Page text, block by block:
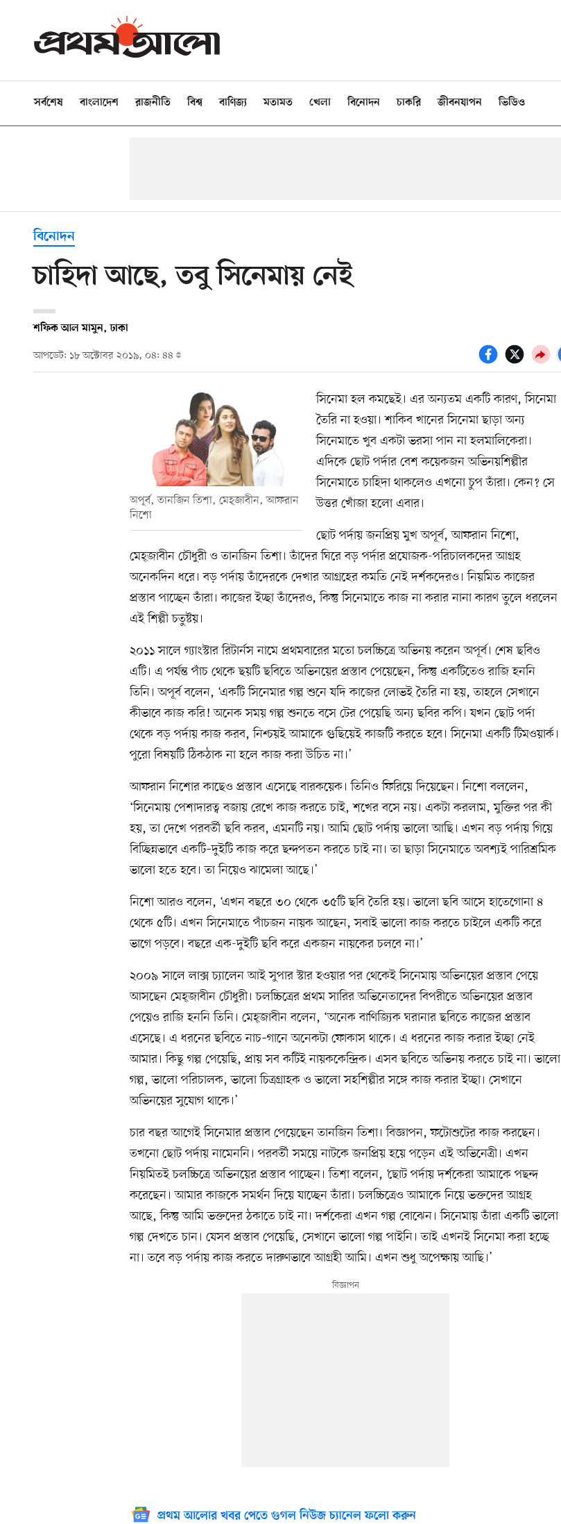
সর্বশেষ বাংলাদেশ রাজনীতি বিশ্ব বাণিজ্য মতামত খেলা বিনোদন চাকরি জীবনযাপন ভিডিও
বিনোদন
চাহিদা আছে, তবু সিনেমায় নেই
শফিক আল মামুন, ঢাকা
আপডেট: ১৮ অক্টোবর ২০১৯, ০৪: ৪৪
অপূর্ব, তানজিন তিশা, মেহ্‌জাবীন, আফরান
নিশো
সিনেমা হল কমছেই। এর অন্যতম একটি কারণ, সিনেমা
তৈরি না হওয়া। শাকিব খানের সিনেমা ছাড়া অন্য
সিনেমাতে খুব একটা ভরসা পান না হলমালিকেরা।
এদিকে ছোট পর্দার বেশ কয়েকজন অভিনয়শিল্পীর
সিনেমাতে চাহিদা থাকলেও এখনো চুপ তাঁরা। কেন? সে
উত্তর খোঁজা হলো এবার।
ছোট পর্দায় জনপ্রিয় মুখ অপূর্ব, আফরান নিশো,
মেহ্জাবীন চৌধুরী ও তানজিন তিশা। তাঁদের ঘিরে বড় পর্দার প্রযোজক-পরিচালকদের আগ্রহ
অনেকদিন ধরে। বড় পর্দায় তাঁদেরকে দেখার আগ্রহের কমতি নেই দর্শকদেরও। নিয়মিত কাজের
প্রস্তাব পাচ্ছেন তাঁরা। কাজের ইচ্ছা তাঁদেরও, কিন্তু সিনেমাতে কাজ না করার নানা কারণ তুলে ধরলেন
এই শিল্পী চতুষ্টয়।
২০১১ সালে গ্যাংস্টার রিটার্নস নামে প্রথমবারের মতো চলচ্চিত্রে অভিনয় করেন অপূর্ব। শেষ ছবিও
এটি। এ পর্যন্ত পাঁচ থেকে ছয়টি ছবিতে অভিনয়ের প্রস্তাব পেয়েছেন, কিন্তু একটিতেও রাজি হননি
তিনি। অপূর্ব বলেন, ‘একটি সিনেমার গল্প শুনে যদি কাজের লোভই তৈরি না হয়, তাহলে সেখানে
কীভাবে কাজ করি! অনেক সময় গল্প শুনতে বসে টের পেয়েছি অন্য ছবির কপি। যখন ছোট পর্দা
থেকে বড় পর্দায় কাজ করব, নিশ্চয়ই আমাকে গুছিয়েই কাজটি করতে হবে। সিনেমা একটি টিমওয়ার্ক।
পুরো বিষয়টি ঠিকঠাক না হলে কাজ করা উচিত না।’
আফরান নিশোর কাছেও প্রস্তাব এসেছে বারকয়েক। তিনিও ফিরিয়ে দিয়েছেন। নিশো বললেন,
‘সিনেমায় পেশাদারত্ব বজায় রেখে কাজ করতে চাই, শখের বসে নয়। একটা করলাম, মুক্তির পর কী
হয়, তা দেখে পরবর্তী ছবি করব, এমনটি নয়। আমি ছোট পর্দায় ভালো আছি। এখন বড় পর্দায় গিয়ে
বিচ্ছিন্নভাবে একটি–দুইটি কাজ করে ছন্দপতন করতে চাই না। তা ছাড়া সিনেমাতে অবশ্যই পারিশ্রমিক
ভালো হতে হবে। তা নিয়েও ঝামেলা আছে।’
নিশো আরও বলেন, ‘এখন বছরে ৩০ থেকে ৩৫টি ছবি তৈরি হয়। ভালো ছবি আসে হাতেগোনা ৪
থেকে ৫টি। এখন সিনেমাতে পাঁচজন নায়ক আছেন, সবাই ভালো কাজ করতে চাইলে একটি করে
ভাগে পড়বে। বছরে এক-দুইটি ছবি করে একজন নায়কের চলবে না।’
২০০৯ সালে লাক্স চ্যালেন আই সুপার স্টার হওয়ার পর থেকেই সিনেমায় অভিনয়ের প্রস্তাব পেয়ে
আসছেন মেহ্জাবীন চৌধুরী। চলচ্চিত্রের প্রথম সারির অভিনেতাদের বিপরীতে অভিনয়ের প্রস্তাব
পেয়েও রাজি হননি তিনি। মেহ্জাবীন বলেন, ‘অনেক বাণিজ্যিক ঘরানার ছবিতে কাজের প্রস্তাব
এসেছে। এ ধরনের ছবিতে নাচ–গানে অনেকটা ফোকাস থাকে। এ ধরনের কাজ করার ইচ্ছা নেই
আমার। কিছু গল্প পেয়েছি, প্রায় সব কটিই নায়ককেন্দ্রিক। এসব ছবিতে অভিনয় করতে চাই না। ভালো
গল্প, ভালো পরিচালক, ভালো চিত্রগ্রাহক ও ভালো সহশিল্পীর সঙ্গে কাজ করার ইচ্ছা। সেখানে
অভিনয়ের সুযোগ থাকে।’
চার বছর আগেই সিনেমার প্রস্তাব পেয়েছেন তানজিন তিশা। বিজ্ঞাপন, ফটোশুটের কাজ করছেন।
তখনো ছোট পর্দায় নামেননি। পরবর্তী সময়ে নাটকে জনপ্রিয় হয়ে পড়েন এই অভিনেত্রী। এখন
নিয়মিতই চলচ্চিত্রে অভিনয়ের প্রস্তাব পাচ্ছেন। তিশা বলেন, ‘ছোট পর্দায় দর্শকেরা আমাকে পছন্দ
করেছেন। আমার কাজকে সমর্থন দিয়ে যাচ্ছেন তাঁরা। চলচ্চিত্রেও আমাকে নিয়ে ভক্তদের আগ্রহ
আছে, কিন্তু আমি ভক্তদের ঠকাতে চাই না। দর্শকেরা এখন গল্প বোঝেন। সিনেমায় তাঁরা একটি ভালো
গল্প দেখতে চান। যেসব প্রস্তাব পেয়েছি, সেখানে ভালো গল্প পাইনি। তাই এখনই সিনেমা করা হচ্ছে
না। তবে বড় পর্দায় কাজ করতে দারুণভাবে আগ্রহী আমি। এখন শুধু অপেক্ষায় আছি।’
প্রথম আলোর খবর পেতে গুগল নিউজ চ্যানেল ফলো করুন